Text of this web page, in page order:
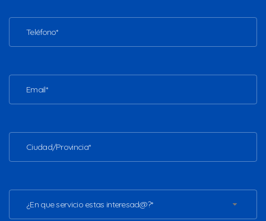
¿En que servicio estas interesad@?*